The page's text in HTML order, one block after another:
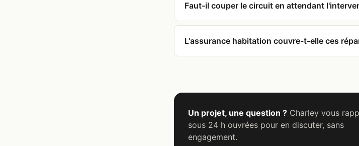
Faut-il couper le circuit en attendant
L'assurance habitation couvre-t-elle ces
Un projet, une question ? Charley vous
sous 24 h ouvrées pour en discuter, sans
engagement.